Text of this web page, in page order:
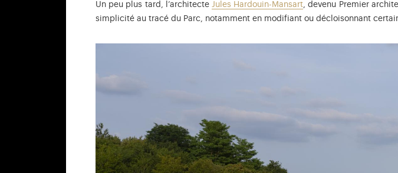
Un peu plus tard, l’architecte Jules Hardouin-Mansart, devenu Premier
simplicité au tracé du Parc, notamment en modifiant ou décloisonnant